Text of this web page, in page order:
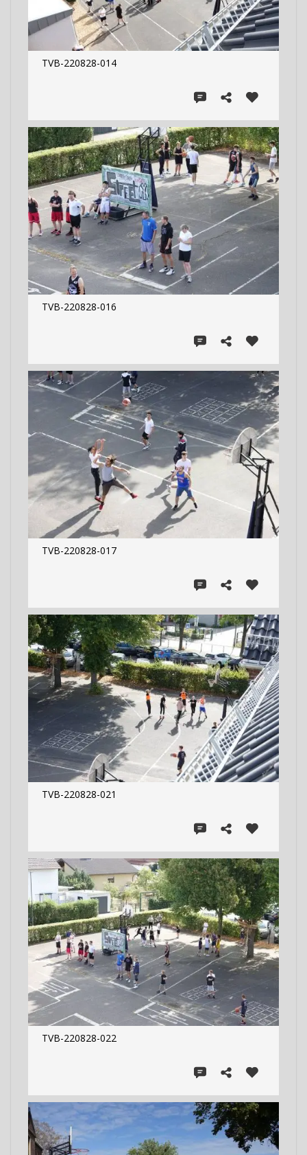
TVB-220828-014
TVB-220828-016
TVB-220828-017
TVB-220828-021
TVB-220828-022